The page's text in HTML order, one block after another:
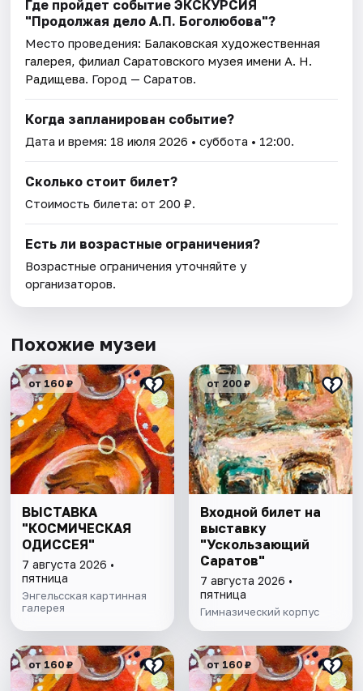
Где пройдет событие ЭКСКУРСИЯ
"Продолжая дело А.П. Боголюбова"?
Место проведения: Балаковская художественная
галерея, филиал Саратовского музея имени А. Н.
Радищева. Город — Саратов.
Когда запланирован событие?
Дата и время: 18 июля 2026 • суббота • 12:00.
Сколько стоит билет?
Стоимость билета: от 200 ₽.
Есть ли возрастные ограничения?
Возрастные ограничения уточняйте у
организаторов.
Похожие музеи
от 160 ₽
ВЫСТАВКА
"КОСМИЧЕСКАЯ
ОДИССЕЯ"
7 августа 2026 •
пятница
Энгельсская картинная
галерея
от 200 ₽
Входной билет на
выставку
"Ускользающий
Саратов"
7 августа 2026 •
пятница
Гимназический корпус
от 160 ₽ от 160 ₽